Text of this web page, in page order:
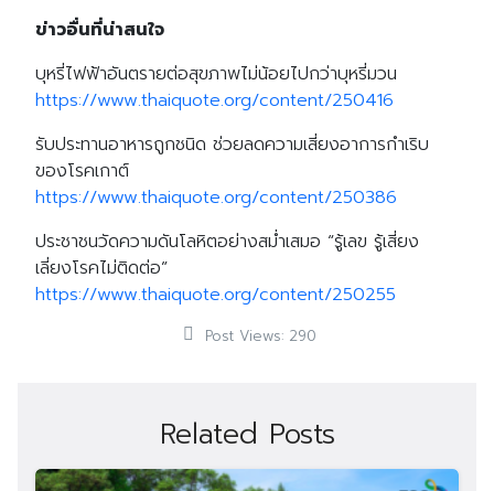
ข่าวอื่นที่น่าสนใจ
บุหรี่ไฟฟ้าอันตรายต่อสุขภาพไม่น้อยไปกว่าบุหรี่มวน
https://www.thaiquote.org/content/250416
รับประทานอาหารถูกชนิด ช่วยลดความเสี่ยงอาการกำเริบ
ของโรคเกาต์
https://www.thaiquote.org/content/250386
ประชาชนวัดความดันโลหิตอย่างสม่ำเสมอ “รู้เลข รู้เสี่ยง
เลี่ยงโรคไม่ติดต่อ”
https://www.thaiquote.org/content/250255
Post Views: 290
Related Posts